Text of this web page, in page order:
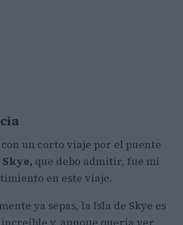
un corto viaje por el puente
que debo admitir, fue mi
en este viaje.
ya sepas, la Isla de Skye es